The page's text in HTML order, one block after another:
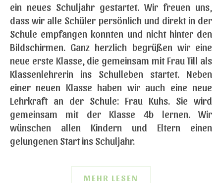
ein neues Schuljahr gestartet. Wir freuen uns,
dass wir alle Schüler persönlich und direkt in der
Schule empfangen konnten und nicht hinter den
Bildschirmen. Ganz herzlich begrüßen wir eine
neue erste Klasse, die gemeinsam mit Frau Till als
Klassenlehrerin ins Schulleben startet. Neben
einer neuen Klasse haben wir auch eine neue
Lehrkraft an der Schule: Frau Kuhs. Sie wird
gemeinsam mit der Klasse 4b lernen. Wir
wünschen allen Kindern und Eltern einen
gelungenen Start ins Schuljahr.
MEHR LESEN